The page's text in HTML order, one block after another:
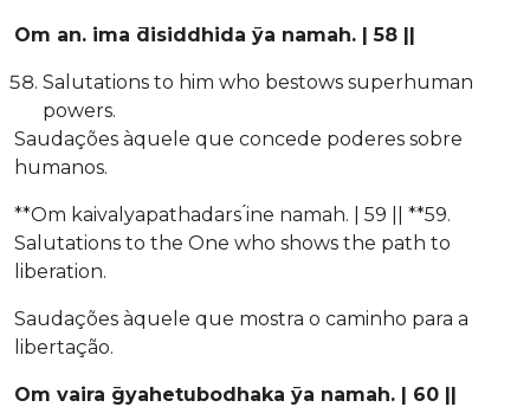
Om an. ima ̄disiddhida ̄ya namah. | 58 ||
Salutations to him who bestows superhuman
powers.
Saudações àquele que concede poderes sobre
humanos.
**Om kaivalyapathadars ́ine namah. | 59 || **59.
Salutations to the One who shows the path to
liberation.
Saudações àquele que mostra o caminho para a
libertação.
Om vaira ̄gyahetubodhaka ̄ya namah. | 60 ||